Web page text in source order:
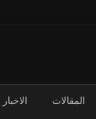
المقالات